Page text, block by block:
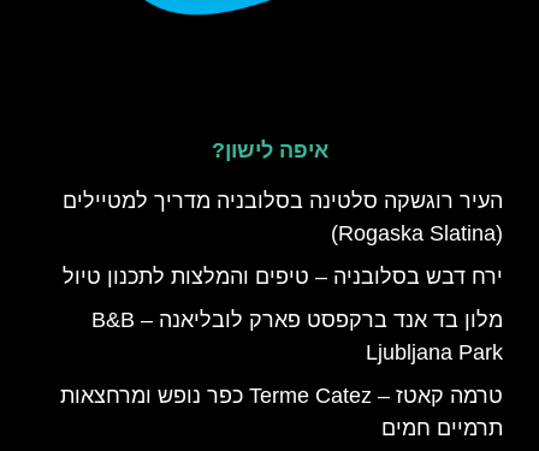
איפה לישון?
העיר רוגשקה סלטינה בסלובניה מדריך למטיילים
(Rogaska Slatina)
ירח דבש בסלובניה – טיפים והמלצות לתכנון טיול
מלון בד אנד ברקפסט פארק לובליאנה – B&B
Ljubljana Park
טרמה קאטז – Terme Catez כפר נופש ומרחצאות
תרמיים חמים